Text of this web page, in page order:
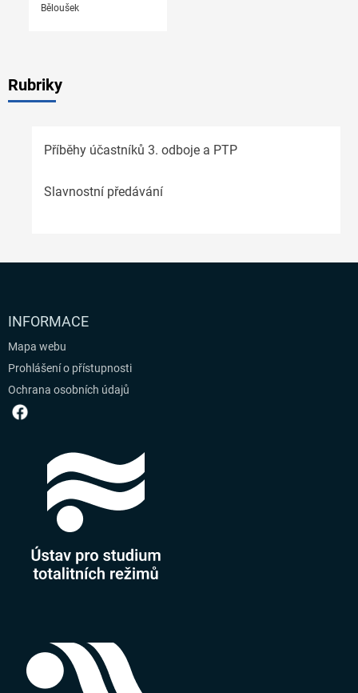
Běloušek
Rubriky
Příběhy účastníků 3. odboje a PTP
Slavnostní předávání
INFORMACE
Mapa webu
Prohlášení o přístupnosti
Ochrana osobních údajů